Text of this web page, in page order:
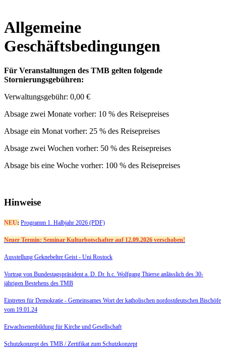
Allgemeine
Geschäftsbedingungen
Für Veranstaltungen des TMB gelten folgende
Stornierungsgebühren:
Verwaltungsgebühr: 0,00 €
Absage zwei Monate vorher: 10 % des Reisepreises
Absage ein Monat vorher: 25 % des Reisepreises
Absage zwei Wochen vorher: 50 % des Reisepreises
Absage bis eine Woche vorher: 100 % des Reisepreises
Hinweise
NEU: Programm 1. Halbjahr 2026 (PDF)
Neuer Termin: Seminar Kulturbotschafter auf 12.09.2026 verschoben!
Ausstellung Geknebelter Geist - Uni Rostock
Vortrag von Bundestagspräsident a. D. Dr. h.c. Wolfgang Thierse anlässlich des 30-
jährigen Bestehens des TMB
Eintreten für Demokratie - Gemeinsames Wort der katholischen nordostdeutschen Bischöfe
vom 19.01.24
Erwachsenenbildung für Kirche und Gesellschaft
Schutzkonzept des TMB / Zertifikat zum Schutzkonzept